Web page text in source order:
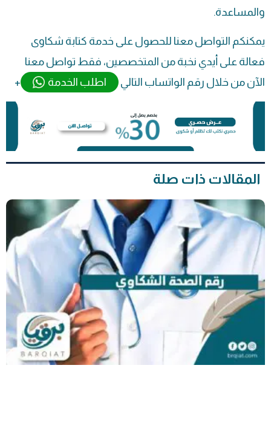
والمساعدة.
يمكنكم التواصل معنا للحصول على خدمة كتابة شكاوى
فعالة على أيدي نخبة من المتخصصين، فقط تواصل معنا
الآن من خلال رقم الواتساب التالي
اطلب الخدمة +
المقالات ذات صلة